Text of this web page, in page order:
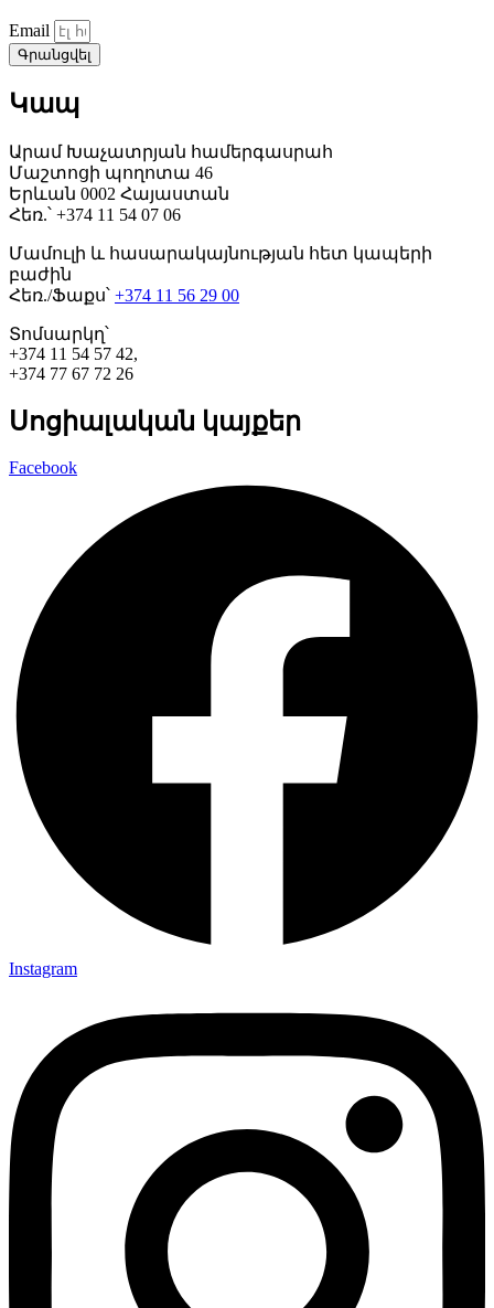
Email
Գրանցվել
Կապ
Արամ Խաչատրյան համերգասրահ
Մաշտոցի պողոտա 46
Երևան 0002 Հայաստան
Հեռ.՝ +374 11 54 07 06
Մամուլի և հասարակայնության հետ կապերի
բաժին
Հեռ./Ֆաքս՝ +374 11 56 29 00
Տոմսարկղ՝
+374 11 54 57 42,
+374 77 67 72 26
Սոցիալական կայքեր
Facebook
Instagram